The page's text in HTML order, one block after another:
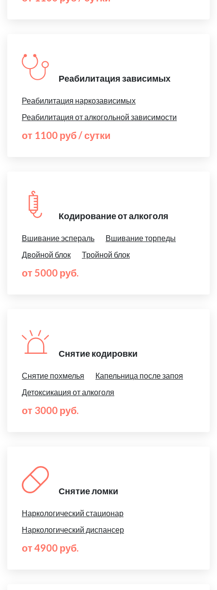
Реабилитация зависимых
Реабилитация наркозависимых
Реабилитация от алкогольной зависимости
от 1100 руб / сутки
Кодирование от алкоголя
Вшивание эспераль
Вшивание торпеды
Двойной блок
Тройной блок
от 5000 руб.
Снятие кодировки
Снятие похмелья
Капельница после запоя
Детоксикация от алкоголя
от 3000 руб.
Снятие ломки
Наркологический стационар
Наркологический диспансер
от 4900 руб.